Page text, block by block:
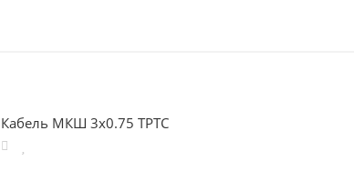
Кабель МКШ 3х0.75 ТРТС